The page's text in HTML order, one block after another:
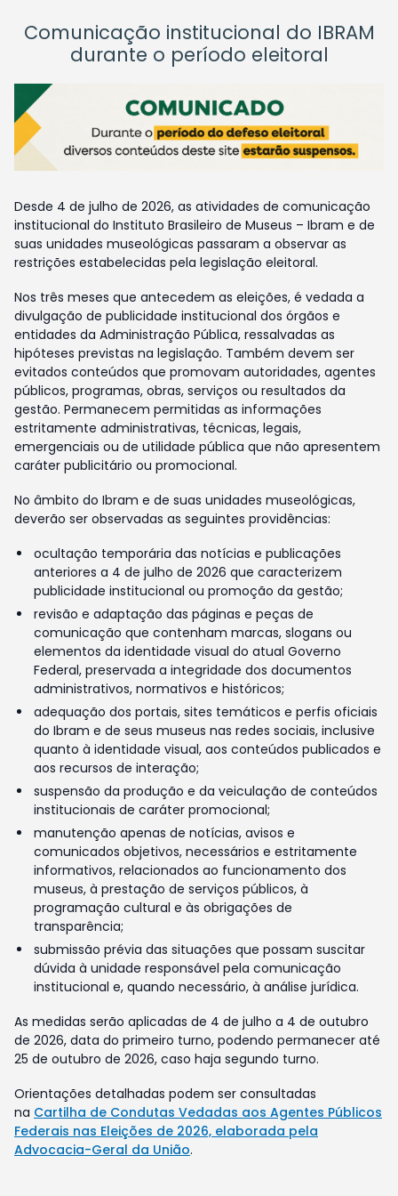
Comunicação institucional do IBRAM
durante o período eleitoral
Desde 4 de julho de 2026, as atividades de comunicação
institucional do Instituto Brasileiro de Museus – Ibram e de
suas unidades museológicas passaram a observar as
restrições estabelecidas pela legislação eleitoral.
Nos três meses que antecedem as eleições, é vedada a
divulgação de publicidade institucional dos órgãos e
entidades da Administração Pública, ressalvadas as
hipóteses previstas na legislação. Também devem ser
evitados conteúdos que promovam autoridades, agentes
públicos, programas, obras, serviços ou resultados da
gestão. Permanecem permitidas as informações
estritamente administrativas, técnicas, legais,
emergenciais ou de utilidade pública que não apresentem
caráter publicitário ou promocional.
No âmbito do Ibram e de suas unidades museológicas,
deverão ser observadas as seguintes providências:
ocultação temporária das notícias e publicações
anteriores a 4 de julho de 2026 que caracterizem
publicidade institucional ou promoção da gestão;
revisão e adaptação das páginas e peças de
comunicação que contenham marcas, slogans ou
elementos da identidade visual do atual Governo
Federal, preservada a integridade dos documentos
administrativos, normativos e históricos;
adequação dos portais, sites temáticos e perfis oficiais
do Ibram e de seus museus nas redes sociais, inclusive
quanto à identidade visual, aos conteúdos publicados e
aos recursos de interação;
suspensão da produção e da veiculação de conteúdos
institucionais de caráter promocional;
manutenção apenas de notícias, avisos e
comunicados objetivos, necessários e estritamente
informativos, relacionados ao funcionamento dos
museus, à prestação de serviços públicos, à
programação cultural e às obrigações de
transparência;
submissão prévia das situações que possam suscitar
dúvida à unidade responsável pela comunicação
institucional e, quando necessário, à análise jurídica.
As medidas serão aplicadas de 4 de julho a 4 de outubro
de 2026, data do primeiro turno, podendo permanecer até
25 de outubro de 2026, caso haja segundo turno.
Orientações detalhadas podem ser consultadas
na Cartilha de Condutas Vedadas aos Agentes Públicos
Federais nas Eleições de 2026, elaborada pela
Advocacia-Geral da União.